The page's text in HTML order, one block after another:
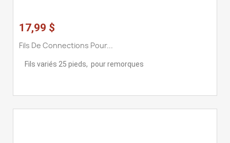
17,99 $
Fils De Connections Pour...
Fils variés 25 pieds, pour remorques